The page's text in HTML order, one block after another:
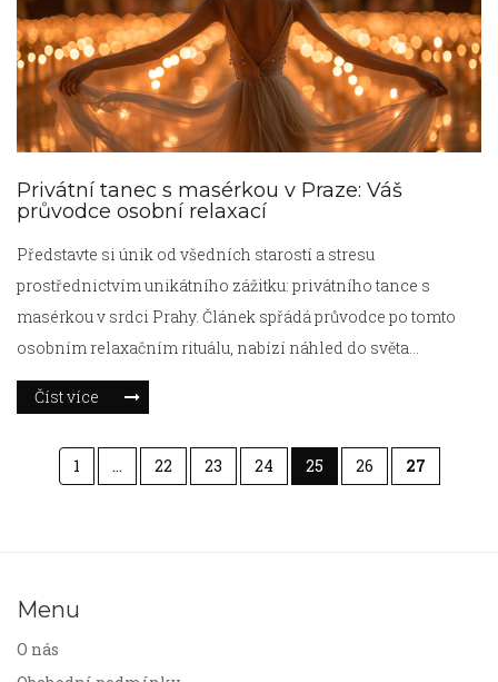
Privátní tanec s masérkou v Praze: Váš
průvodce osobní relaxací
Představte si únik od všedních starostí a stresu
prostřednictvím unikátního zážitku: privátního tance s
masérkou v srdci Prahy. Článek spřádá průvodce po tomto
osobním relaxačním rituálu, nabízí náhled do světa
neobyčejných zkušeností obohacených o hlubokou masáž.
Přečtěte si fascinující informace a tipy, včetně toho, co od
která zabezpečí maximální prospěch pro vaše pohodlí a
Číst více
1 … 22 23 24 25 26 27
Menu
O nás